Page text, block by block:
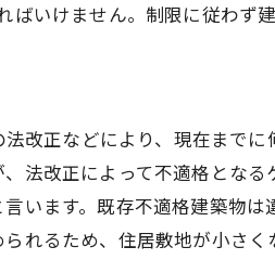
ばいけません。制限に従わず
改正などにより、現在までに
法改正によって不適格となる
います。既存不適格建築物
れるため、住居敷地が小さく